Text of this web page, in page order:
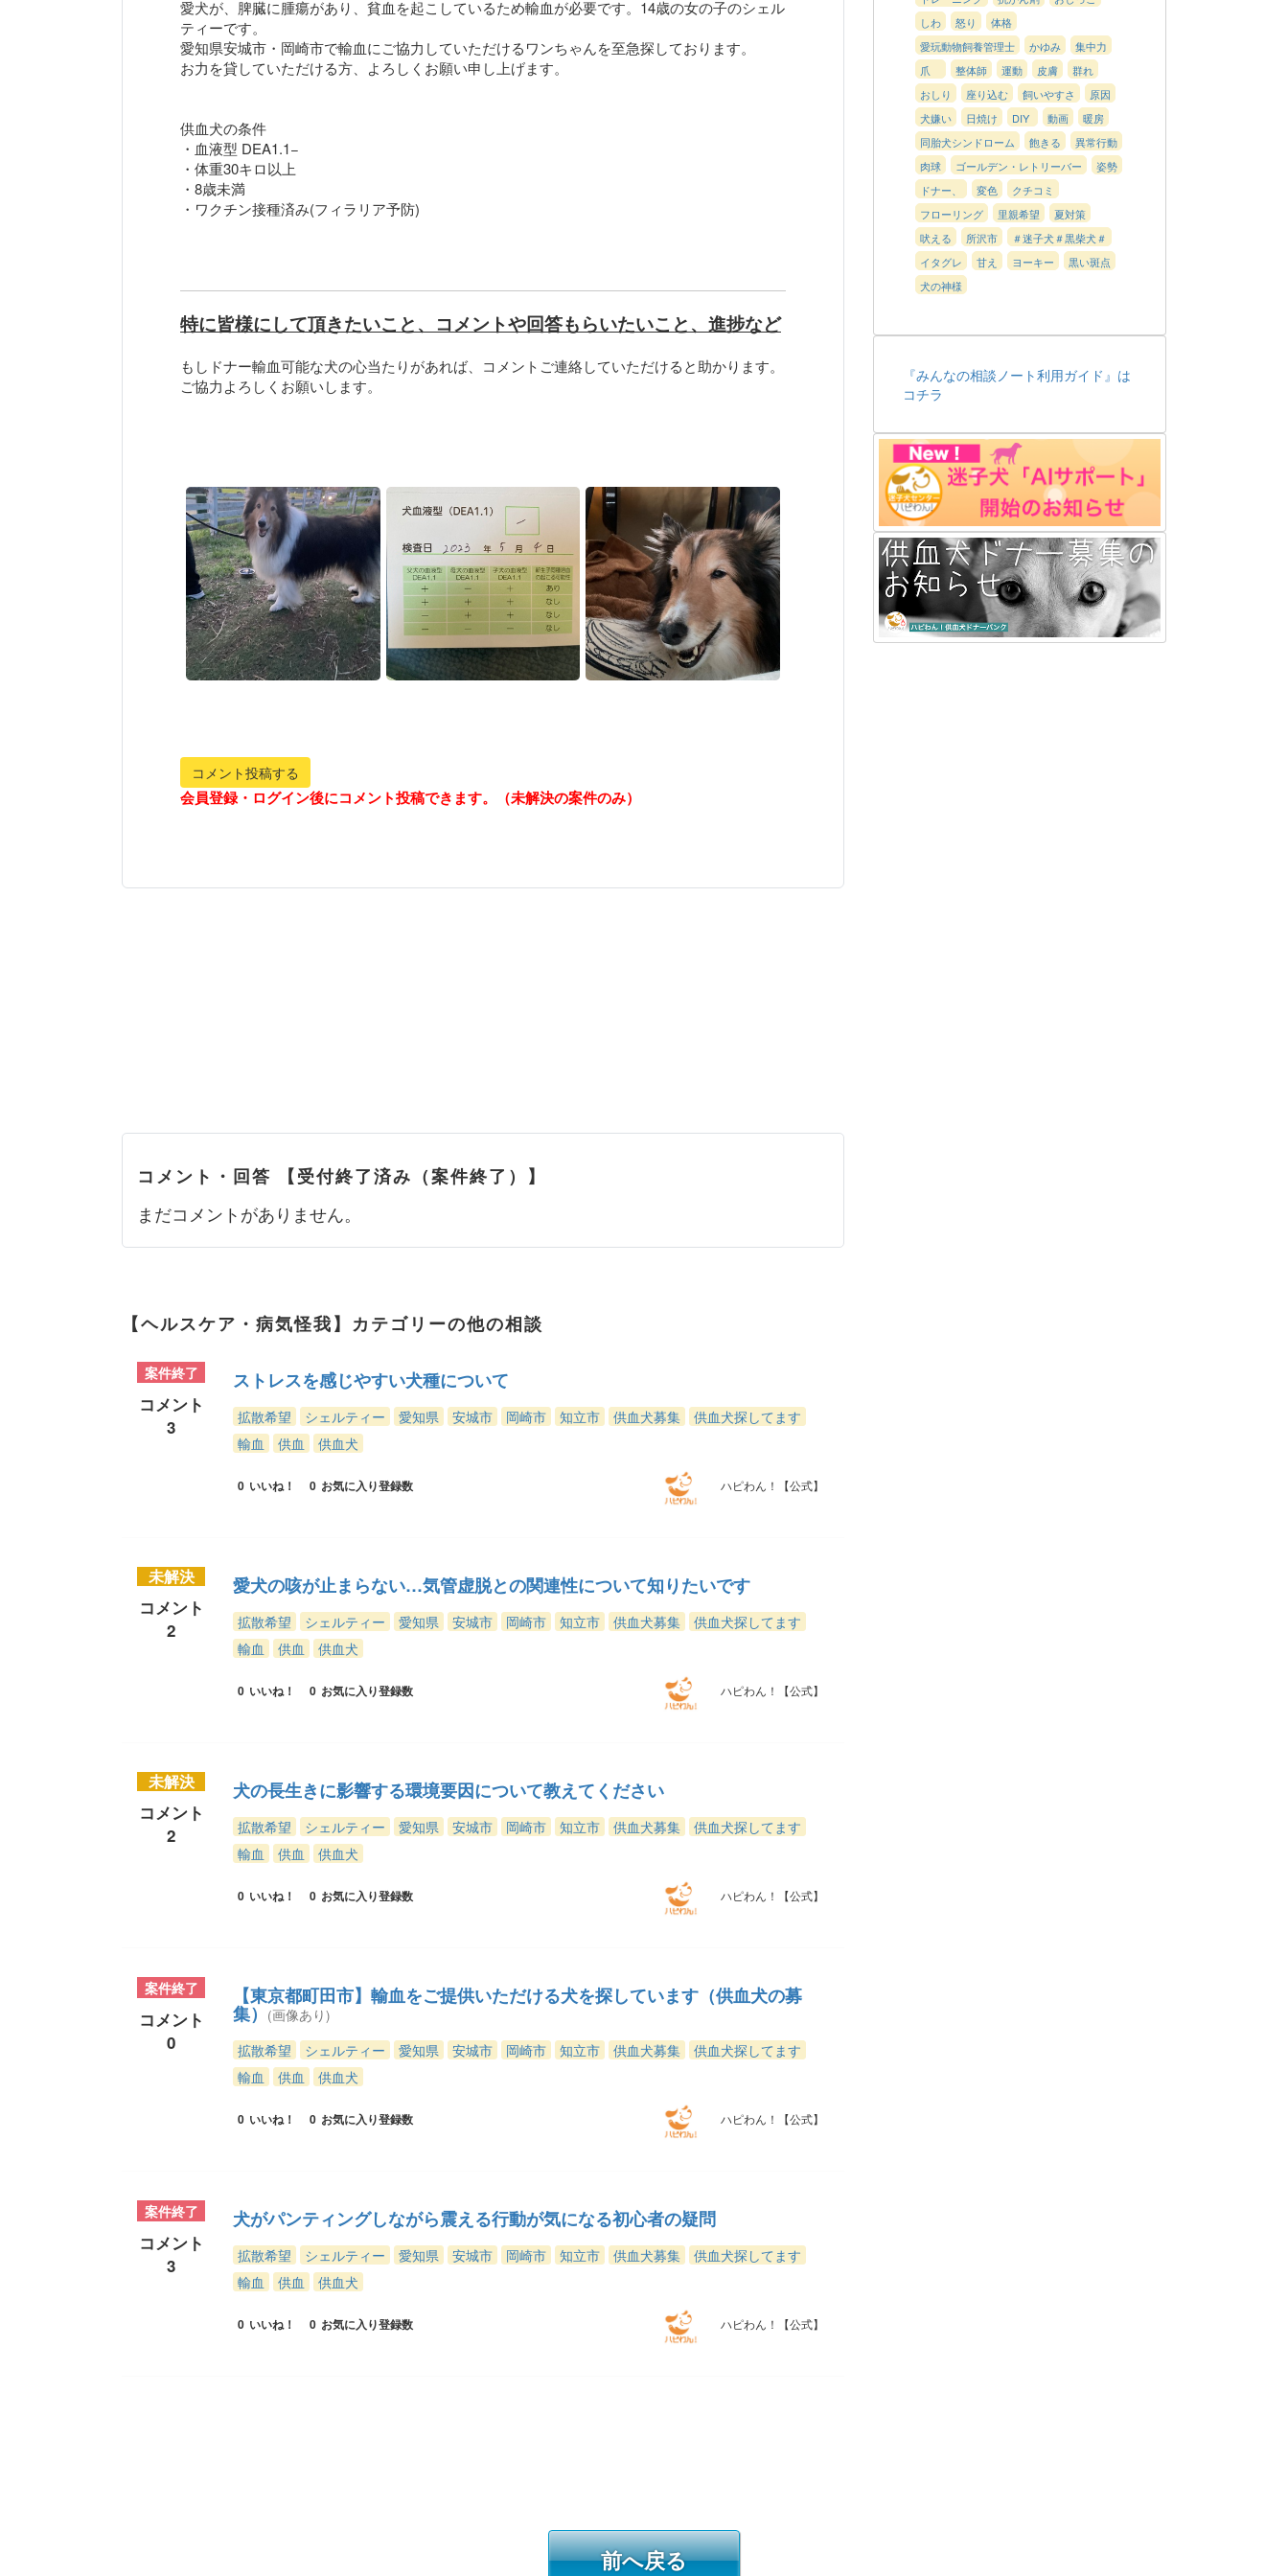
愛犬が、脾臓に腫瘍があり、貧血を起こしているため輸血が必要です。14歳の女の子のシェル
ティーです。
愛知県安城市・岡崎市で輸血にご協力していただけるワンちゃんを至急探しております。
お力を貸していただける方、よろしくお願い申し上げます。
供血犬の条件
・血液型 DEA1.1−
・体重30キロ以上
・8歳未満
・ワクチン接種済み(フィラリア予防)
特に皆様にして頂きたいこと、コメントや回答もらいたいこと、進捗など
もしドナー輸血可能な犬の心当たりがあれば、コメントご連絡していただけると助かります。
ご協力よろしくお願いします。
コメント投稿する
会員登録・ログイン後にコメント投稿できます。（未解決の案件のみ）
コメント・回答 【受付終了済み（案件終了）】
まだコメントがありません。
【ヘルスケア・病気怪我】カテゴリーの他の相談
案件終了
コメント
3
ストレスを感じやすい犬種について
拡散希望 シェルティー 愛知県 安城市 岡崎市 知立市 供血犬募集
供血犬探してます
輸血
供血 供血犬
0 いいね！ 0 お気に入り登録数 ハピわん！【公式】
未解決
コメント
2
愛犬の咳が止まらない…気管虚脱との関連性について知りたいです
拡散希望 シェルティー 愛知県 安城市 岡崎市 知立市 供血犬募集
供血犬探してます
輸血
供血 供血犬
0 いいね！ 0 お気に入り登録数 ハピわん！【公式】
未解決
コメント
2
犬の長生きに影響する環境要因について教えてください
拡散希望 シェルティー 愛知県 安城市 岡崎市 知立市 供血犬募集
供血犬探してます
輸血
供血 供血犬
0 いいね！ 0 お気に入り登録数 ハピわん！【公式】
案件終了
コメント
0
【東京都町田市】輸血をご提供いただける犬を探しています（供血犬の募
集） (画像あり)
拡散希望 シェルティー 愛知県 安城市 岡崎市 知立市 供血犬募集
供血犬探してます
輸血
供血 供血犬
0 いいね！ 0 お気に入り登録数 ハピわん！【公式】
案件終了
コメント
3
犬がパンティングしながら震える行動が気になる初心者の疑問
拡散希望 シェルティー 愛知県 安城市 岡崎市 知立市 供血犬募集
供血犬探してます
輸血
供血 供血犬
0 いいね！ 0 お気に入り登録数 ハピわん！【公式】
しわ
怒り
体格
愛玩動物飼養管理士
かゆみ
集中力
爪
整体師 運動 皮膚
群れ
おしり
座り込む 飼いやすさ
原因
犬嫌い
日焼け DIY 動画
暖房
同胎犬シンドローム
飽きる
異常行動
肉球
ゴールデン・レトリーバー
姿勢
ドナー、
変色
クチコミ
フローリング
里親希望
夏対策
吠える
所沢市
＃迷子犬＃黒柴犬＃
イタグレ
甘え ヨーキー
黒い斑点
犬の神様
『みんなの相談ノート利用ガイド』は
コチラ
前へ戻る